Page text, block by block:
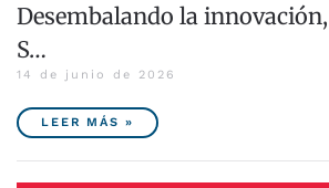
Desembalando la
S…
14 de junio de 2026
LEER MÁS »